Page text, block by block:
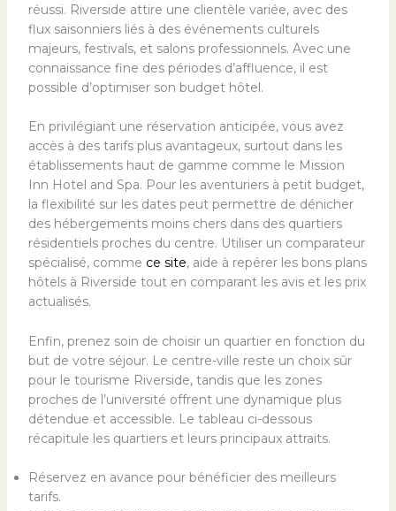
réussi. Riverside attire une clientèle variée, avec des
flux saisonniers liés à des événements culturels
majeurs, festivals, et salons professionnels. Avec une
connaissance fine des périodes d’affluence, il est
possible d’optimiser son budget hôtel.
En privilégiant une réservation anticipée, vous avez
accès à des tarifs plus avantageux, surtout dans les
établissements haut de gamme comme le Mission
Inn Hotel and Spa. Pour les aventuriers à petit budget,
la flexibilité sur les dates peut permettre de dénicher
des hébergements moins chers dans des quartiers
résidentiels proches du centre. Utiliser un comparateur
spécialisé, comme ce site, aide à repérer les bons plans
hôtels à Riverside tout en comparant les avis et les prix
actualisés.
Enfin, prenez soin de choisir un quartier en fonction du
but de votre séjour. Le centre-ville reste un choix sûr
pour le tourisme Riverside, tandis que les zones
proches de l’université offrent une dynamique plus
détendue et accessible. Le tableau ci-dessous
récapitule les quartiers et leurs principaux attraits.
Réservez en avance pour bénéficier des meilleurs
tarifs.